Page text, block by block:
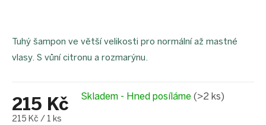
215 Kč
Měrná
215 Kč / 1 ks
Skladem - Hned posíláme (>2 ks)
Tuhý šampon ve větší velikosti pro normální až mastné
vlasy. S vůní citronu a rozmarýnu.